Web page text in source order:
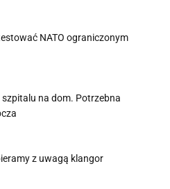
NATO ograniczonym
szpitalu na dom. Potrzebna
z uwagą klangor